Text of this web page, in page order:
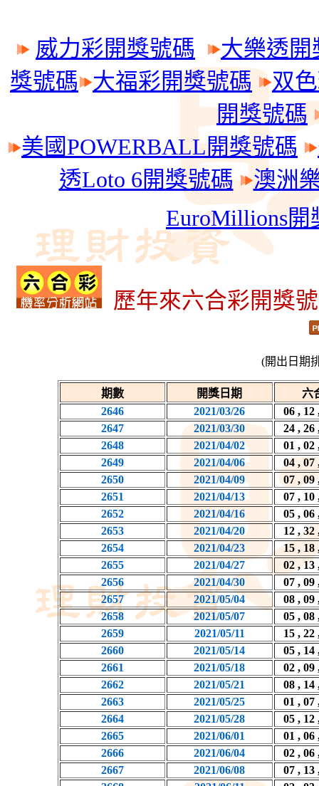
威力彩開獎號碼
大樂透開
獎號碼
大福彩開獎號碼
双
開獎號碼
美國POWERBALL開獎號碼
透Loto 6開獎號碼
澳洲
EuroMillions開
歷年來六合彩開獎
(開出日期
期數 開獎日期
六
2646
2021/03/26
06 , 12
2647
2021/03/30
24 , 26
2648
2021/04/02
01 , 02
2649
2021/04/06
04 , 07
2650
2021/04/09
07 , 09
2651
2021/04/13
07 , 10
2652
2021/04/16
05 , 06
2653
2021/04/20
12 ,
2654
2021/04/23
15 , 18
2655
2021/04/27
02 , 13
2656
2021/04/30
07 , 09
2657
2021/05/04
08 , 09
2658
2021/05/07
05 , 08
2659
2021/05/11
15 ,
2660
2021/05/14
05 , 14
2661
2021/05/18
02 , 09
2662
2021/05/21
08 , 14
2663
2021/05/25
01 , 07
2664
2021/05/28
05 , 12
2665
2021/06/01
01 , 06
2666
2021/06/04
02 , 06
2667
2021/06/08
07 , 13